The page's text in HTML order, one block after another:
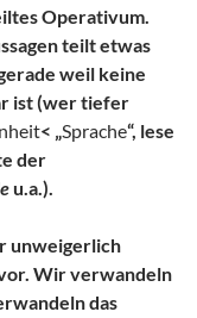
Operativum.
teilt etwas
weil keine
ist (wer tiefer
< „Sprache“, lese
der
u.a.).
unweigerlich
Wir verwandeln
das